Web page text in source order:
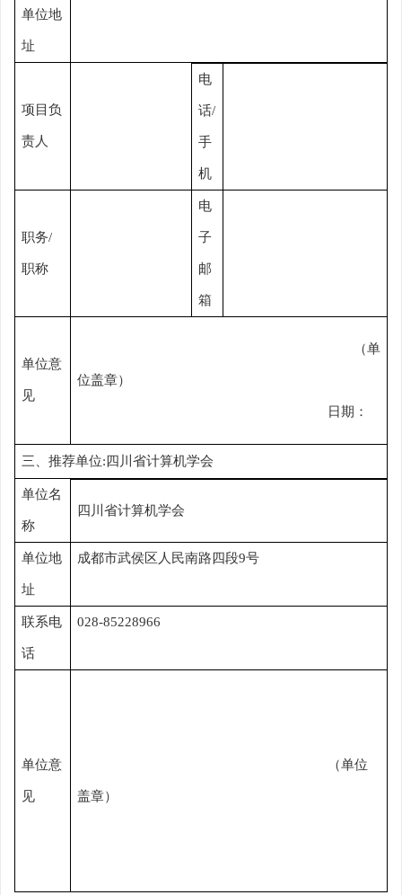
单位地
址
项目负
责人
电
话/
手
机
职务/
职称
电
子
邮
箱
单位意
见
（单
位盖章）
日期：
三、推荐单位: 四川省计算机学会
单位名
称
四川省计算机学会
单位地
址
成都市武侯区人民南路四段9号
联系电
话
028-85228966
单位意
见
（单位
盖章）